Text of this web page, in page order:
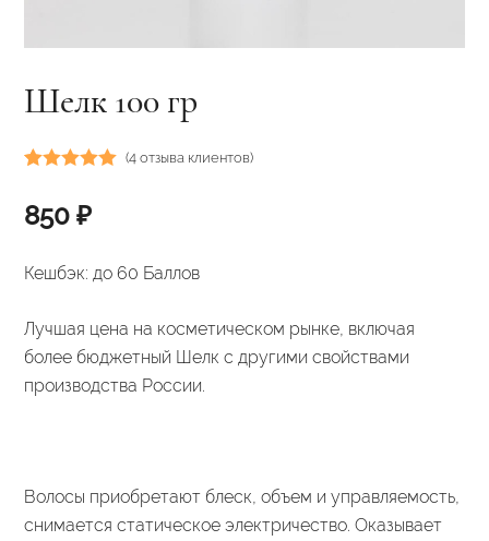
Шелк 100 гр
5.00из 5 на
опроса
(4отзыва клиентов)
850 ₽
Кешбэк: до 60 Баллов
Лучшая цена на косметическом рынке, включая
более бюджетный Шелк с другими свойствами
производства России.
Волосы приобретают блеск, объем и управляемость,
снимается статическое электричество. Оказывает